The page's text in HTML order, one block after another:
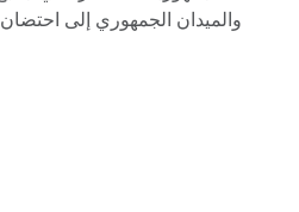
والميدان الجمهوري إلى